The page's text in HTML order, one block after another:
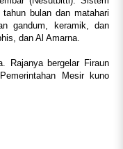
bulan dan matahari
gandum, keramik, dan
dan Al Amarna.
Rajanya bergelar Firaun
Mesir kuno